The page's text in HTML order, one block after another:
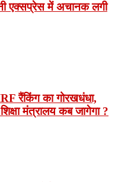
एक्सप्रेस में अचानक लगी
रैंकिंग का गोरखधंधा,
मंत्रालय कब जागेगा ?